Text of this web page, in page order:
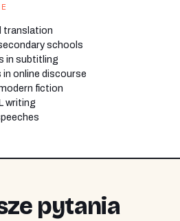
translation
schools
in subtitling
online discourse
fiction
writing
pytania